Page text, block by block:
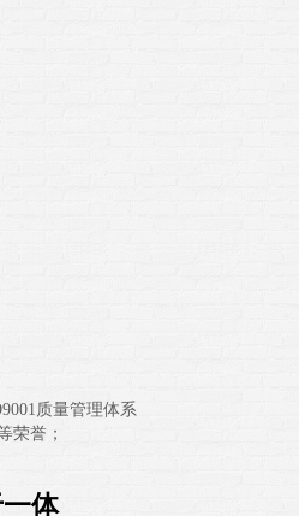
质量管理体系
荣誉；
体